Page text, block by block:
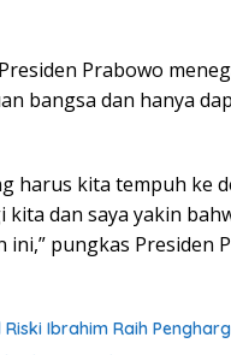
Prabowo
bangsa dan hanya
harus kita tempuh ke
dan saya yakin
pungkas Presiden
Ibrahim Raih